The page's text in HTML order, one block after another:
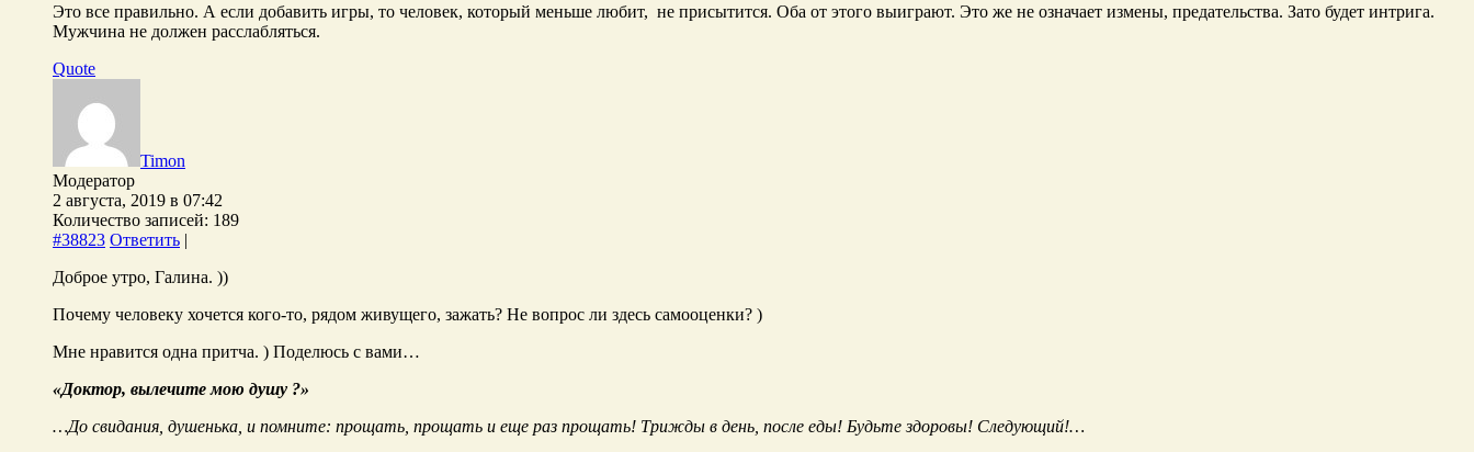
Это все правильно. А если добавить игры, то человек, который меньше любит, не присытится. Оба от этого выиграют. Это же не означает измены, предательства. Зато будет интрига.
Мужчина не должен расслабляться.
Quote
Timon
Модератор
2 августа, 2019 в 07:42
Количество записей: 189
#38823 Ответить |
Доброе утро, Галина. ))
Почему человеку хочется кого-то, рядом живущего, зажать? Не вопрос ли здесь самооценки? )
Мне нравится одна притча. ) Поделюсь с вами…
«Доктор, вылечите мою душу ?»
…До свидания, душенька, и помните: прощать, прощать и еще раз прощать! Трижды в день, после еды! Будьте здоровы! Следующий!…